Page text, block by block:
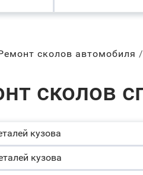
сколов автомобиля
сколов
кузова
кузова